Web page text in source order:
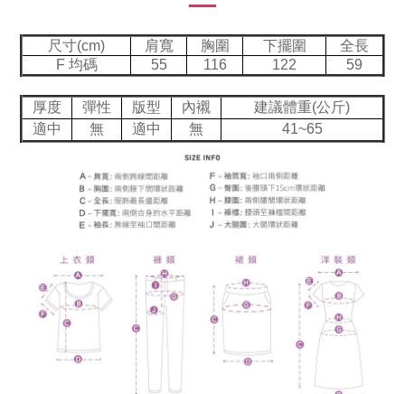
尺寸(cm) 肩寬 胸圍 下擺圍
全長
F 均碼
55 116 122 59
厚度 彈性 版型 內襯
建議體重(公斤)
適中
無 適中 無 41~65